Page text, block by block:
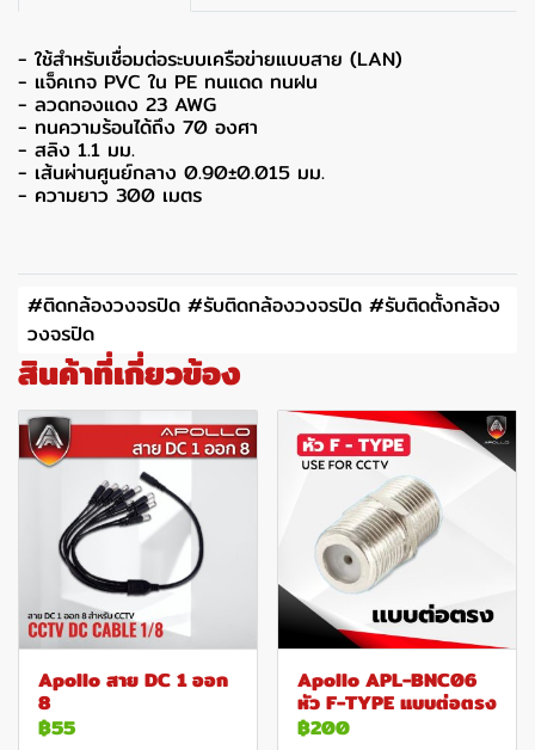
- ใช้สำหรับเชื่อมต่อระบบเครือข่ายแบบสาย (LAN)
- แจ็คเกจ PVC ใน PE ทนแดด ทนฝน
- ลวดทองแดง 23 AWG
- ทนความร้อนได้ถึง 70 องศา
- สลิง 1.1 มม.
- เส้นผ่านศูนย์กลาง 0.90±0.015 มม.
- ความยาว 300 เมตร
#ติดกล้องวงจรปิด #รับติดกล้องวงจรปิด #รับติดตั้งกล้อง
วงจรปิด
สินค้าที่เกี่ยวข้อง
Apollo สาย DC 1 ออก
8
฿55
Apollo APL-BNC06
หัว F-TYPE แบบต่อตรง
฿200